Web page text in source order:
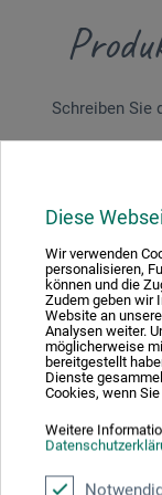
Diese
Wir verwenden
personalisieren,
können und die
Zudem geben wir
Website an
Analysen weiter.
möglicherweise
bereitgestellt
Dienste
Cookies, wenn
Weitere
Schreiben Sie
Hier finden
Edition